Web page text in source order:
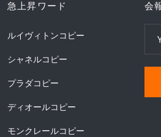
急上昇ワード
ルイヴィトンコピー
シャネルコピー
プラダコピー
ディオールコピー
モンクレールコピー
会